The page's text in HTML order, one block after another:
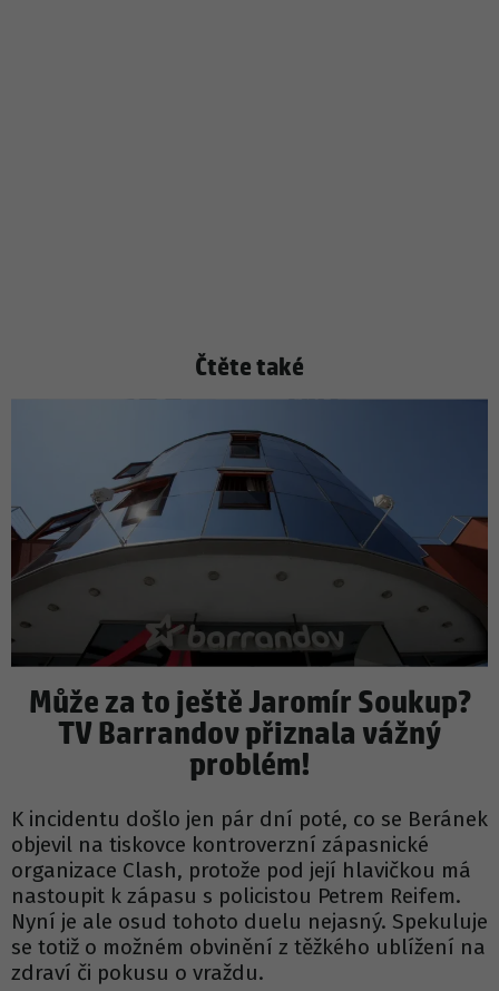
Čtěte také
Může za to ještě Jaromír Soukup?
TV Barrandov přiznala vážný
problém!
K incidentu došlo jen pár dní poté, co se Beránek
objevil na tiskovce kontroverzní zápasnické
organizace Clash, protože pod její hlavičkou má
nastoupit k zápasu s policistou Petrem Reifem.
Nyní je ale osud tohoto duelu nejasný. Spekuluje
se totiž o možném obvinění z těžkého ublížení na
zdraví či pokusu o vraždu.